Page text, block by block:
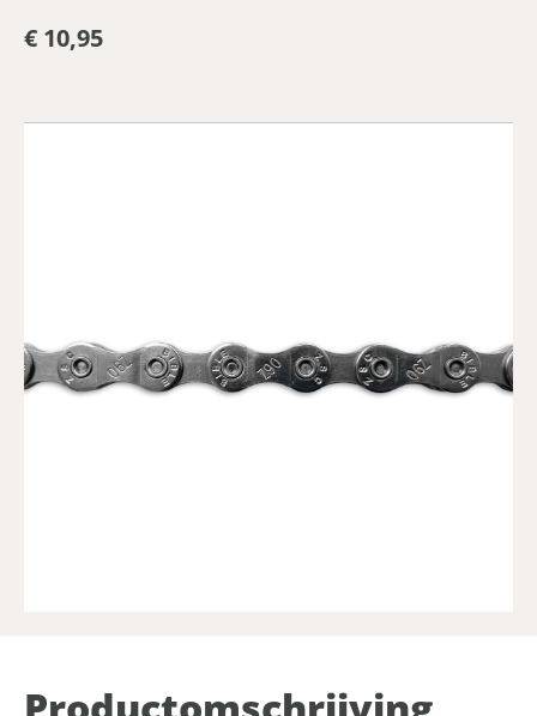
€ 10,95